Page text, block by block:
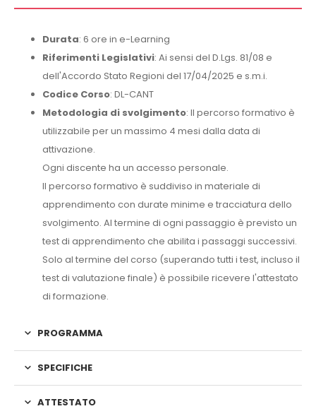
Durata: 6 ore in e-Learning
Riferimenti Legislativi: Ai sensi del D.Lgs. 81/08 e
dell'Accordo Stato Regioni del 17/04/2025 e s.m.i.
Codice Corso: DL-CANT
Metodologia di svolgimento: Il percorso formativo è
utilizzabile per un massimo 4 mesi dalla data di
attivazione.
Ogni discente ha un accesso personale.
Il percorso formativo è suddiviso in materiale di
apprendimento con durate minime e tracciatura dello
svolgimento. Al termine di ogni passaggio è previsto un
test di apprendimento che abilita i passaggi successivi.
Solo al termine del corso (superando tutti i test, incluso il
test di valutazione finale) è possibile ricevere l'attestato
di formazione.
PROGRAMMA
SPECIFICHE
ATTESTATO